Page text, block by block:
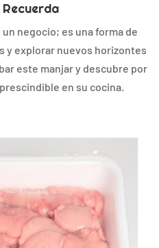
Recuerda
negocio; es una forma de
y explorar nuevos horizontes
este manjar y descubre por
en su cocina.